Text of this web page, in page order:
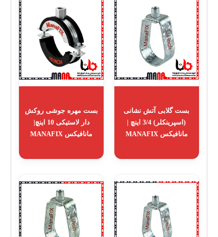
بست گلابی آتش نشانی
(اسپرینکلر) 3/4 اینچ |
مانافیکس MANAFIX
بست مهره جوشی روکش
دار لاستیکی 10 اینچ|
مانافیکس MANAFIX